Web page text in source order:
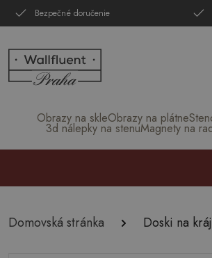
Bezpečné doručenie
Obrazy na skleObrazy na plátne
3d nálepky na stenuMagnety na
Domovská stránka Doski na